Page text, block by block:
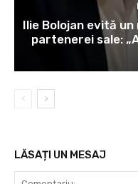
Ilie Bolojan evită
partenerei sale:
LĂSAȚI UN MESAJ